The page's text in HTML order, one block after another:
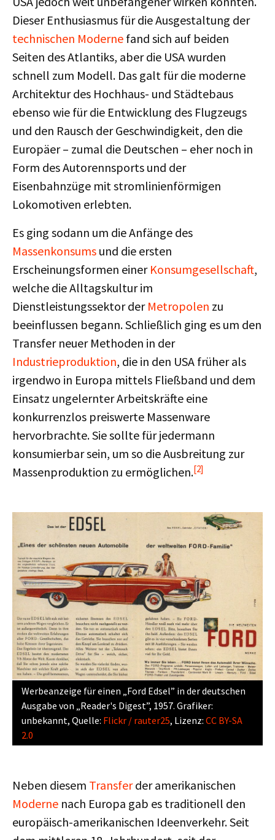
Dieser Enthusiasmus für die Ausgestaltung der
technischen Moderne fand sich auf beiden
Seiten des Atlantiks, aber die USA wurden
schnell zum Modell. Das galt für die moderne
Architektur des Hochhaus- und Städtebaus
ebenso wie für die Entwicklung des Flugzeugs
und den Rausch der Geschwindigkeit, den die
Europäer – zumal die Deutschen – eher noch in
Form des Autorennsports und der
Eisenbahnzüge mit stromlinienförmigen
Lokomotiven erlebten.
Es ging sodann um die Anfänge des
Massenkonsums und die ersten
Erscheinungsformen einer Konsumgesellschaft,
welche die Alltagskultur im
Dienstleistungssektor der Metropolen zu
beeinflussen begann. Schließlich ging es um den
Transfer neuer Methoden in der
Industrieproduktion, die in den USA früher als
irgendwo in Europa mittels Fließband und dem
Einsatz ungelernter Arbeitskräfte eine
konkurrenzlos preiswerte Massenware
hervorbrachte. Sie sollte für jedermann
konsumierbar sein, um so die Ausbreitung zur
Massenproduktion zu ermöglichen.[2]
Werbeanzeige für einen „Ford Edsel” in der deutschen
Ausgabe von „Reader's Digest”, 1957. Grafiker:
unbekannt, Quelle: Flickr / rauter25, Lizenz: CC BY-SA
2.0
Neben diesem Transferder amerikanischen
Moderne nach Europa gab es traditionell den
europäisch-amerikanischen Ideenverkehr. Seit